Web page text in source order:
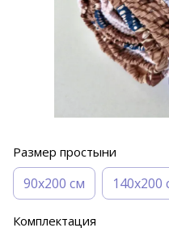
Размер простыни
90х200 см 140х200
Комплектация